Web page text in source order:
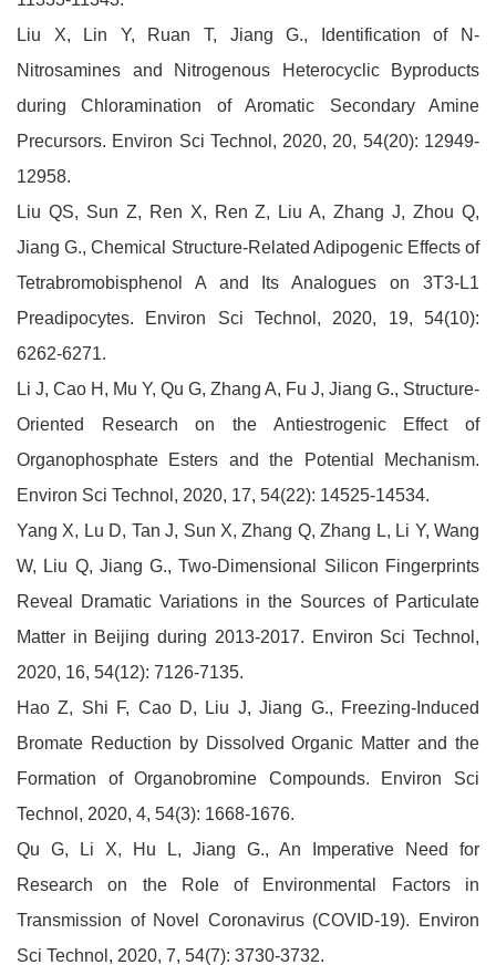
Liu X, Lin Y, Ruan T, Jiang G., Identification of N-
Nitrosamines and Nitrogenous Heterocyclic Byproducts
during Chloramination of Aromatic Secondary Amine
Precursors. Environ Sci Technol, 2020, 20, 54(20): 12949-
12958.
Liu QS, Sun Z, Ren X, Ren Z, Liu A, Zhang J, Zhou Q,
Jiang G., Chemical Structure-Related Adipogenic Effects of
Tetrabromobisphenol A and Its Analogues on 3T3-L1
Preadipocytes. Environ Sci Technol, 2020, 19, 54(10):
6262-6271.
Li J, Cao H, Mu Y, Qu G, Zhang A, Fu J, Jiang G., Structure-
Oriented Research on the Antiestrogenic Effect of
Organophosphate Esters and the Potential Mechanism.
Environ Sci Technol, 2020, 17, 54(22): 14525-14534.
Yang X, Lu D, Tan J, Sun X, Zhang Q, Zhang L, Li Y, Wang
W, Liu Q, Jiang G., Two-Dimensional Silicon Fingerprints
Reveal Dramatic Variations in the Sources of Particulate
Matter in Beijing during 2013-2017. Environ Sci Technol,
2020, 16, 54(12): 7126-7135.
Hao Z, Shi F, Cao D, Liu J, Jiang G., Freezing-Induced
Bromate Reduction by Dissolved Organic Matter and the
Formation of Organobromine Compounds. Environ Sci
Technol, 2020, 4, 54(3): 1668-1676.
Qu G, Li X, Hu L, Jiang G., An Imperative Need for
Research on the Role of Environmental Factors in
Transmission of Novel Coronavirus (COVID-19). Environ
Sci Technol, 2020, 7, 54(7): 3730-3732.